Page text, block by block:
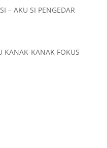
– AKU SI PENGEDAR
KANAK-KANAK FOKUS